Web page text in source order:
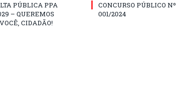
PÚBLICA PPA
– QUEREMOS
CIDADÃO!
CONCURSO PÚBLICO Nº
001/2024